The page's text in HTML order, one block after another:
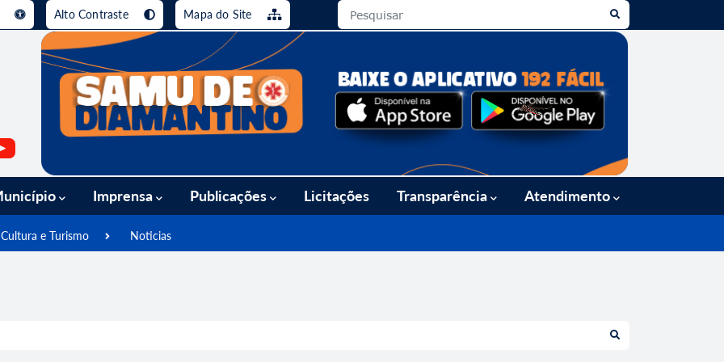
[alt+3] Ir para o rodapé [alt+4]
Alto Contraste Mapa do Site
Imprensa Publicações Licitações Transparência Atendimento
e Turismo Noticias